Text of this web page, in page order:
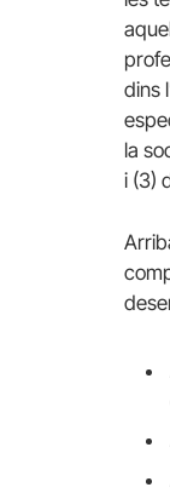
dins
la
i (3)